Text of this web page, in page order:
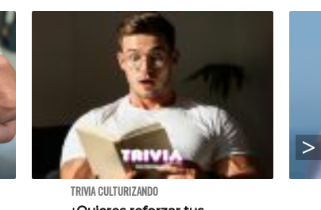
TRIVIA CULTURIZANDO